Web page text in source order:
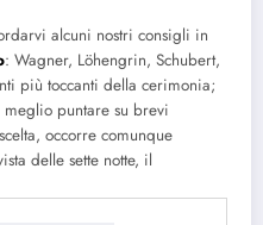
alcuni nostri consigli in
: Wagner, Löhengrin, Schubert,
più toccanti della cerimonia;
puntare su brevi
occorre comunque
delle sette notte, il